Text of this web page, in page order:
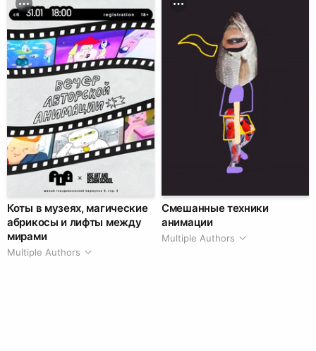
Коты в музеях, магические
абрикосы и лифты между
мирами
Multiple Authors
Смешанные техники
анимации
Multiple Authors